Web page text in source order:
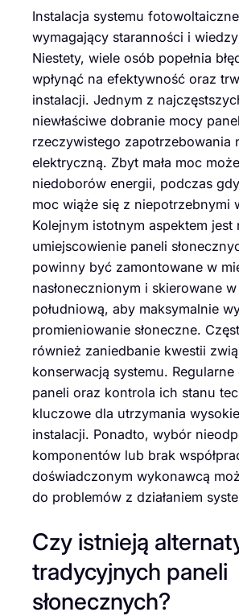
Instalacja systemu
wymagający staranności i
Niestety, wiele osób popełnia
wpłynąć na efektywność oraz
instalacji. Jednym z
niewłaściwe dobranie mocy
rzeczywistego zapotrzebowania
elektryczną. Zbyt mała moc
niedoborów energii, podczas
moc wiąże się z niepotrzebnymi
Kolejnym istotnym aspektem jest
umiejscowienie paneli
powinny być zamontowane w
nasłonecznionym i skierowane
południową, aby maksymalnie
promieniowanie słoneczne.
również zaniedbanie kwestii
konserwacją systemu.
paneli oraz kontrola ich stanu
kluczowe dla utrzymania
instalacji. Ponadto, wybór
komponentów lub brak
doświadczonym wykonawcą
do problemów z działaniem
Czy istnieją
tradycyjnych paneli
słonecznych?